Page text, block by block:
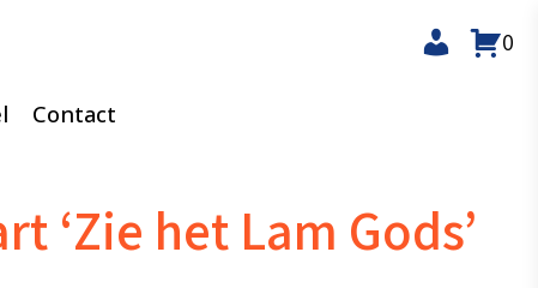
Contact
0
‘Zie het Lam Gods’